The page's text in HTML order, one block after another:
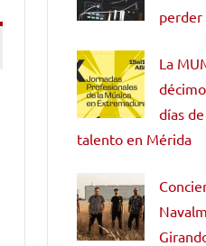
perder
La
días
talento en Mérida